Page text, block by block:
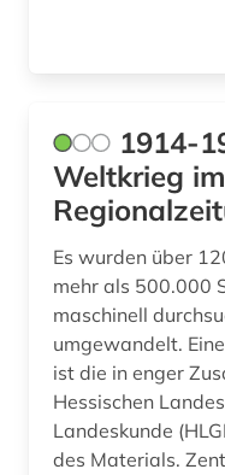
bauernhof (5)
bautzen (1)
bauwerk (1)
1914-
Weltkrieg
Es wurden über
mehr als 500.000
maschinell
umgewandelt.
ist die in enger
Hessischen
Landeskunde
des Materials.